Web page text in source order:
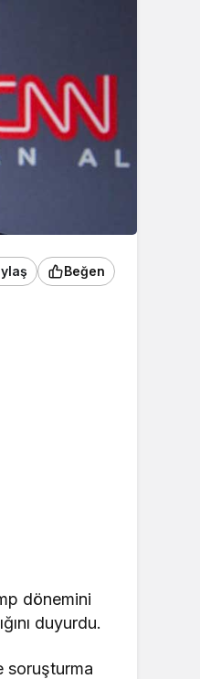
Beğen
dönemini
duyurdu.
soruşturma